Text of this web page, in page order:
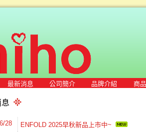
最新消息 公司簡介 品牌介紹 商
28 ENFOLD 2025早秋新品上市中~